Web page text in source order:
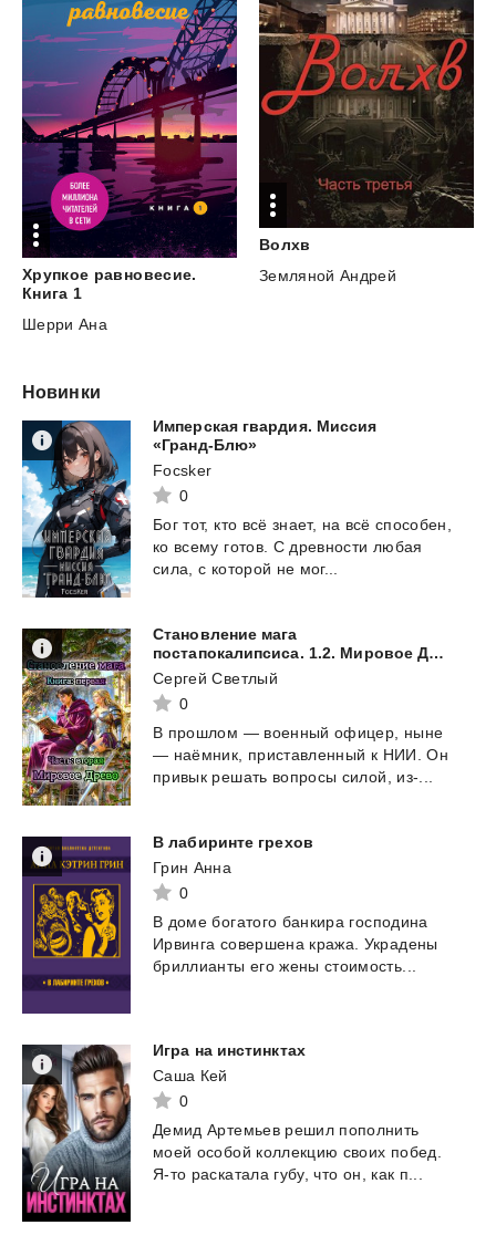
Хрупкое равновесие.
Книга 1
Шерри Ана
Волхв
Земляной Андрей
Новинки
Имперская гвардия. Миссия
«Гранд-Блю»
Focsker
0
Бог тот, кто всё знает, на всё способен,
ко всему готов. С древности любая
сила,
с которой не мог...
Становление мага
постапокалипсиса. 1.2. Мировое Древо.
Сергей Светлый
0
В прошлом — военный офицер,
ныне
— наёмник, приставленный к НИИ.
Он
привык решать вопросы силой, из-...
В лабиринте грехов
Грин Анна
0
В доме богатого банкира господина
Ирвинга совершена кража.
Украдены
бриллианты его жены стоимость...
Игра на инстинктах
Саша Кей
0
Демид Артемьев решил пополнить
моей особой коллекцию своих побед.
Я-то раскатала губу, что он, как п...